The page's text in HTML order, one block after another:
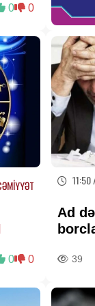
10:29
Kiyev yenə
Ölənlər və
Paşinyan
təbrik etdi
Özəl
azalacaq —
Sumqayıtda
09:35
İşçi ödənilməyən
0 0
0 0
Ad
39